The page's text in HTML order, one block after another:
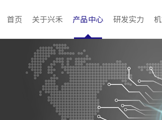
首页 关于兴禾 产品中心 研发实力